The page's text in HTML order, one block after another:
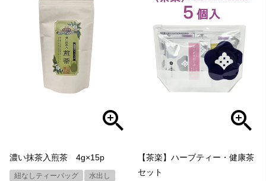
濃い抹茶入煎茶 4g×15p
紐なしティーバッグ 水出し
【茶楽】ハーブティー・健康茶
セット